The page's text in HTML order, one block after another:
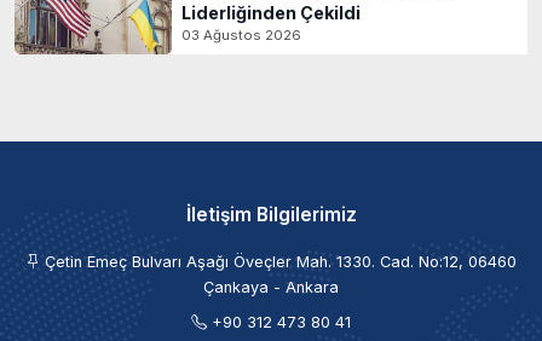
Liderliğinden Çekildi
03 Ağustos 2026
İletişim Bilgilerimiz
Çetin Emeç Bulvarı Aşağı Öveçler Mah. 1330. Cad. No:12, 06460
Çankaya - Ankara
+90 312 473 80 41